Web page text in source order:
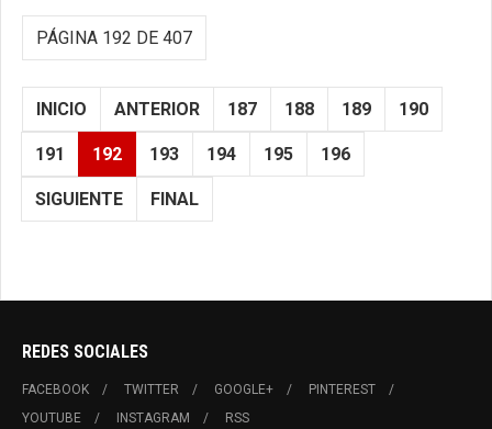
PÁGINA 192 DE 407
INICIO ANTERIOR 187 188 189 190
191 192 193 194 195 196
SIGUIENTE FINAL
REDES SOCIALES
FACEBOOK TWITTER GOOGLE+
PINTEREST
YOUTUBE
INSTAGRAM RSS